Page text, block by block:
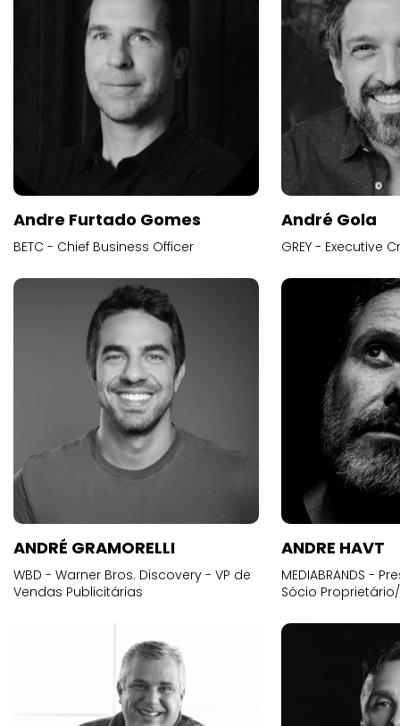
Andre Furtado Gomes
BETC - Chief Business Officer
André Gola
GREY - Executive
ANDRÉ GRAMORELLI
WBD - Warner Bros. Discovery - VP de
Vendas Publicitárias
ANDRE HAVT
MEDIABRANDS -
Sócio